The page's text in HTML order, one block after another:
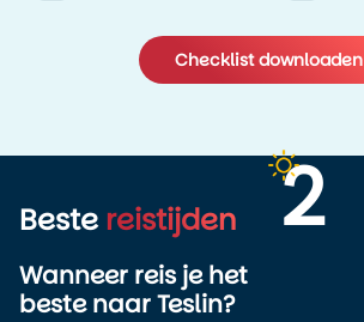
Checklist downloaden
Bestereistijden
Wanneer reis je het
beste naar Teslin?
2